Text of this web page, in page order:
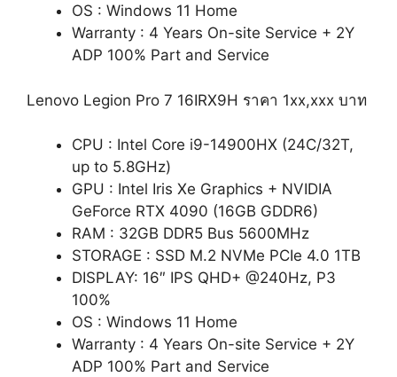
OS : Windows 11 Home
Warranty : 4 Years On-site Service + 2Y
ADP 100% Part and Service
Lenovo Legion Pro 7 16IRX9H ราคา 1xx,xxx บาท
CPU : Intel Core i9-14900HX (24C/32T,
up to 5.8GHz)
GPU : Intel Iris Xe Graphics + NVIDIA
GeForce RTX 4090 (16GB GDDR6)
RAM : 32GB DDR5 Bus 5600MHz
STORAGE : SSD M.2 NVMe PCIe 4.0 1TB
DISPLAY: 16″ IPS QHD+ @240Hz, P3
100%
OS : Windows 11 Home
Warranty : 4 Years On-site Service + 2Y
ADP 100% Part and Service